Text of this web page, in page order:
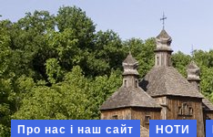
Про нас і наш сайт НОТИ